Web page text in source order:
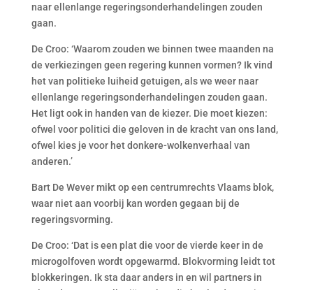
naar ellenlange regeringsonderhandelingen zouden
gaan.
De Croo: ‘Waarom zouden we binnen twee maanden na
de verkiezingen geen regering kunnen vormen? Ik vind
het van politieke luiheid getuigen, als we weer naar
ellenlange regeringsonderhandelingen zouden gaan.
Het ligt ook in handen van de kiezer. Die moet kiezen:
ofwel voor politici die geloven in de kracht van ons land,
ofwel kies je voor het donkere-wolkenverhaal van
anderen.’
Bart De Wever mikt op een centrumrechts Vlaams blok,
waar niet aan voorbij kan worden gegaan bij de
regeringsvorming.
De Croo: ‘Dat is een plat die voor de vierde keer in de
microgolfoven wordt opgewarmd. Blokvorming leidt tot
blokkeringen. Ik sta daar anders in en wil partners in